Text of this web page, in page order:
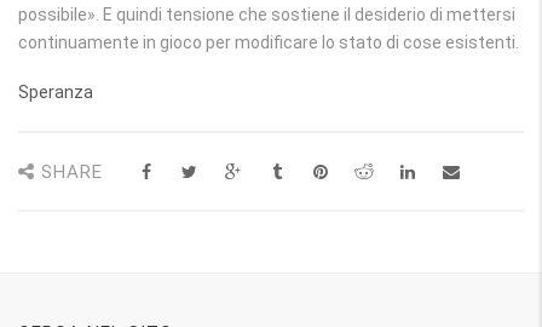
possibile». E quindi tensione che sostiene il desiderio di mettersi
continuamente in gioco per modificare lo stato di cose esistenti.
Speranza
SHARE